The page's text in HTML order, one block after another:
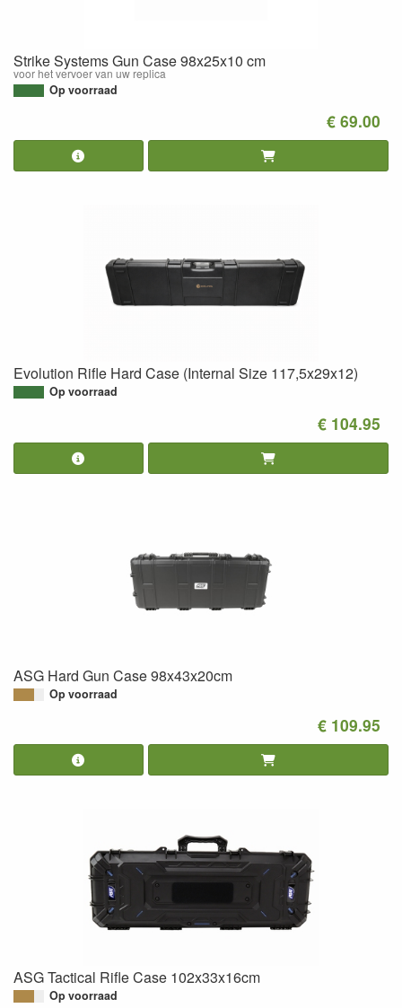
Strike Systems Gun Case 98x25x10 cm
voor het vervoer van uw replica
Op voorraad
€ 69.00
Evolution Rifle Hard Case (Internal Size 117,5x29x12)
Op voorraad
€ 104.95
ASG Hard Gun Case 98x43x20cm
Op voorraad
€ 109.95
ASG Tactical Rifle Case 102x33x16cm
Op voorraad